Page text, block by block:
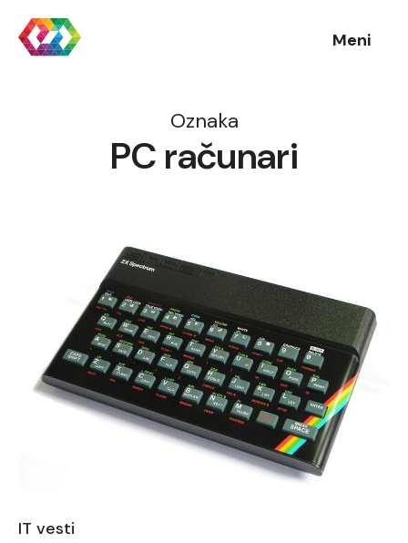
Meni
Oznaka
PC računari
IT vesti